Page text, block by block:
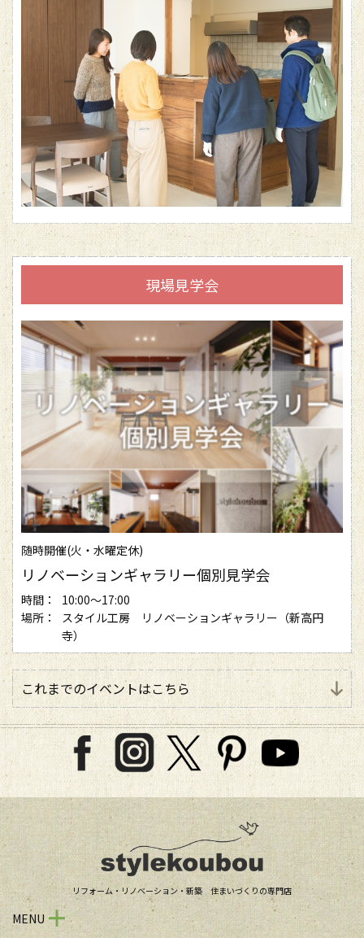
現場見学会
随時開催(火・水曜定休)
リノベーションギャラリー個別見学会
時間：
10:00～17:00
場所：
スタイル工房 リノベーションギャラリー（新高円
寺）
これまでのイベントはこちら
リフォーム・リノベーション・新築 住まいづくりの専門店
MENU